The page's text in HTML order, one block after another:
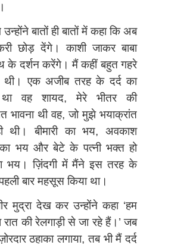
बातों ही बातों में कहा कि अब
छोड़ देंगे। काशी जाकर बाबा
के दर्शन करेंगे। मैं कहीं बहुत गहरे
एक अजीब तरह के दर्द का
था वह शायद, मेरे भीतर की
भावना थी वह, जो मुझे भयाक्रांत
थी। बीमारी का भय, अवकाश
का भय और बेटे के पत्नी भक्त हो
भय। ज़िंदगी में मैंने इस तरह के
बार महसूस किया था।
मुद्रा देख कर उन्होंने कहा ‘हम
रात की रेलगाड़ी से जा रहे हैं।’ जब
ठहाका लगाया, तब भी मैं दर्द